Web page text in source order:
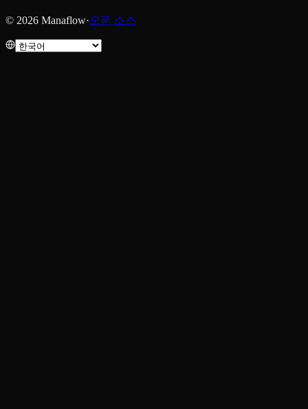
© 2026 Manaflow·오픈 소스